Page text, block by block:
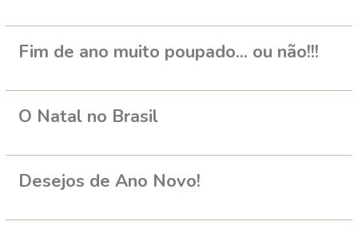
Fim de ano muito poupado... ou não!!!
O Natal no Brasil
Desejos de Ano Novo!